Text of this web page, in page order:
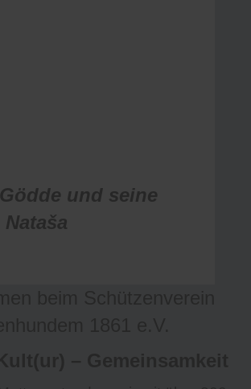
Gödde und seine
Nataša